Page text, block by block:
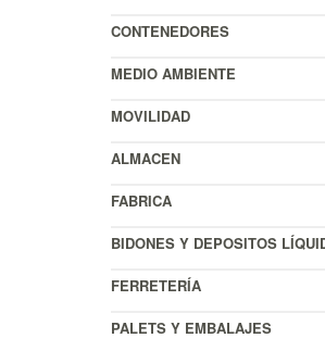
CONTENEDORES
MEDIO AMBIENTE
MOVILIDAD
ALMACEN
FABRICA
BIDONES Y DEPOSITOS
FERRETERÍA
PALETS Y EMBALAJES